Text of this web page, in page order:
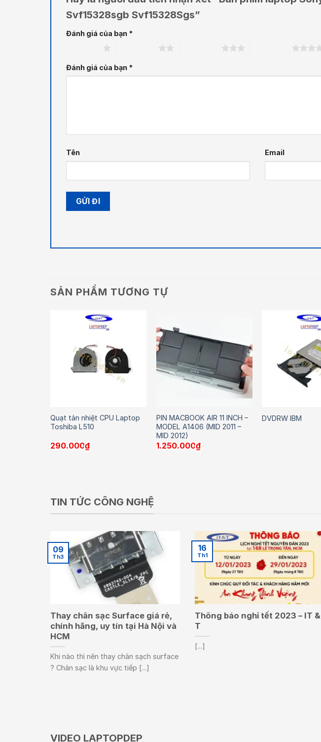
Svf15328sgb Svf15328Sgs”
Đánh giá của bạn *
Đánh giá của bạn *
Tên Email
SẢN PHẨM TƯƠNG TỰ
Quạt tản nhiệt CPU Laptop
Toshiba L510
290.000₫
PIN MACBOOK AIR 11 INCH –
MODEL A1406 (MID 2011 –
MID 2012)
1.250.000₫
DVDRW IBM
TIN TỨC CÔNG NGHỆ
Thay chân sạc Surface giá rẻ,
chính hãng, uy tín tại Hà Nội và
HCM
Khi nào thì nên thay chân sạch surface
? Chân sạc là khu vực tiếp [...]
09
Th3
Thông báo nghỉ tết 2023 – IT &
T
[...]
16
Th1
VIDEO LAPTOPDEP